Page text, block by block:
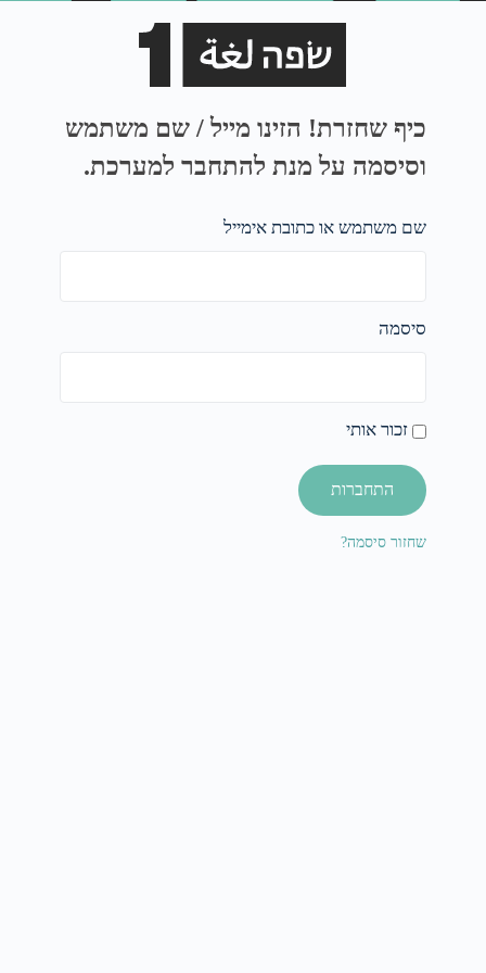
כיף שחזרת! הזינו מייל / שם משתמש
וסיסמה על מנת להתחבר למערכת.
שם משתמש או כתובת אימייל
סיסמה
זכור אותי
התחברות
שחזור סיסמה?